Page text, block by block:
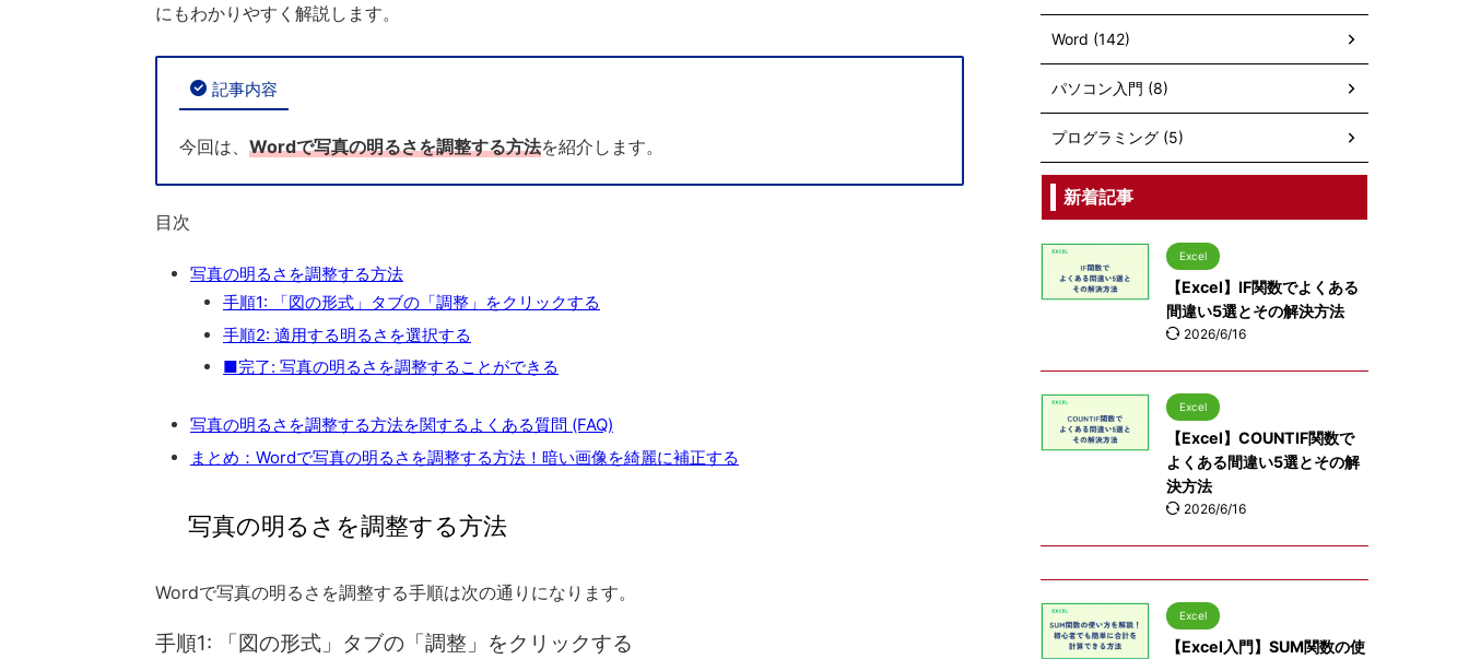
にもわかりやすく解説します。
記事内容
今回は、 Wordで写真の明るさを調整する方法を紹介します。
目次
写真の明るさを調整する方法
手順1: 「図の形式」タブの「調整」をクリックする
手順2: 適用する明るさを選択する
■完了: 写真の明るさを調整することができる
写真の明るさを調整する方法を関するよくある質問 (FAQ)
まとめ：Wordで写真の明るさを調整する方法！暗い画像を綺麗に補正する
写真の明るさを調整する方法
Wordで写真の明るさを調整する手順は次の通りになります。
手順1: 「図の形式」タブの「調整」をクリックする
Word (142)
パソコン入門 (8)
プログラミング (5)
新着記事
Excel
【Excel】IF関数でよくある
間違い5選とその解決方法
2026/6/16
Excel
【Excel】COUNTIF関数で
よくある間違い5選とその解
決方法
2026/6/16
Excel
【Excel入門】SUM関数の使